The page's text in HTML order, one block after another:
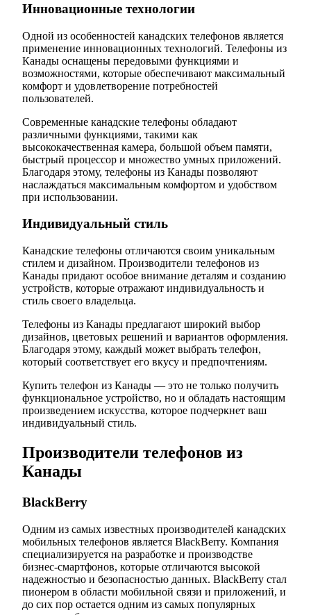
Инновационные технологии
Одной из особенностей канадских телефонов является
применение инновационных технологий. Телефоны из
Канады оснащены передовыми функциями и
возможностями, которые обеспечивают максимальный
комфорт и удовлетворение потребностей
пользователей.
Современные канадские телефоны обладают
различными функциями, такими как
высококачественная камера, большой объем памяти,
быстрый процессор и множество умных приложений.
Благодаря этому, телефоны из Канады позволяют
наслаждаться максимальным комфортом и удобством
при использовании.
Индивидуальный стиль
Канадские телефоны отличаются своим уникальным
стилем и дизайном. Производители телефонов из
Канады придают особое внимание деталям и созданию
устройств, которые отражают индивидуальность и
стиль своего владельца.
Телефоны из Канады предлагают широкий выбор
дизайнов, цветовых решений и вариантов оформления.
Благодаря этому, каждый может выбрать телефон,
который соответствует его вкусу и предпочтениям.
Купить телефон из Канады — это не только получить
функциональное устройство, но и обладать настоящим
произведением искусства, которое подчеркнет ваш
индивидуальный стиль.
Производители телефонов из
Канады
BlackBerry
Одним из самых известных производителей канадских
мобильных телефонов является BlackBerry. Компания
специализируется на разработке и производстве
бизнес-смартфонов, которые отличаются высокой
надежностью и безопасностью данных. BlackBerry стал
пионером в области мобильной связи и приложений, и
до сих пор остается одним из самых популярных